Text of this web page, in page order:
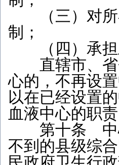
（三）对所
制；
（四）承担
直辖市、省
心的，不再设
以在已经设置
血液中心的职
第十条 中心
不到的县级综